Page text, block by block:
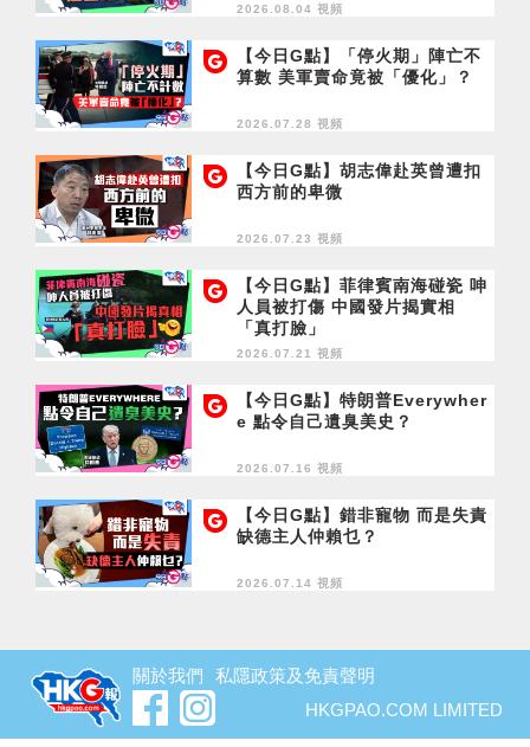
2026.08.04 視頻
【今日G點】「停火期」陣亡不
算數 美軍賣命竟被「優化」？
2026.07.28 視頻
【今日G點】胡志偉赴英曾遭扣
西方前的卑微
2026.07.23 視頻
【今日G點】菲律賓南海碰瓷 呻
人員被打傷 中國發片揭實相
「真打臉」
2026.07.21 視頻
【今日G點】特朗普Everywher
e 點令自己遺臭美史？
2026.07.16 視頻
【今日G點】錯非寵物 而是失責
缺德主人仲賴乜？
2026.07.14 視頻
關於我們
私隱政策及免責聲明
HKGPAO.COM LIMITED